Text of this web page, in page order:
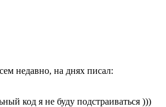
недавно, на днях писал:
код я не буду подстраиваться )))